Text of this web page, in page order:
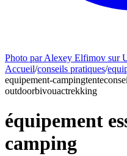
Photo par Alexey Elfimov sur
Accueil/conseils pratiques/
equipement-campingtente
outdoorbivouactrekking
équipement
camping